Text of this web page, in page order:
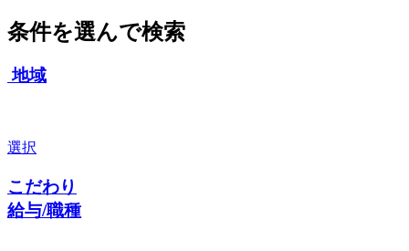
条件を選んで検索
地域
選択
こだわり
給与/職種